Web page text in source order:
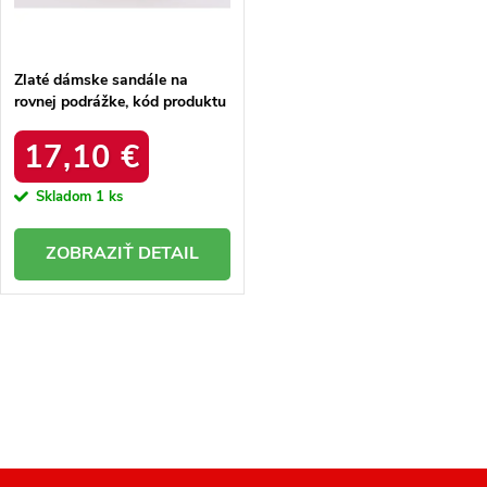
o
Zlaté dámske sandále na
rovnej podrážke, kód produktu
17,10 €
Skladom 1 ks
DETAIL
d